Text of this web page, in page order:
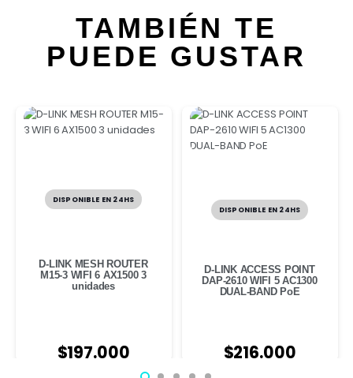
TAMBIÉN TE
PUEDE GUSTAR
DISPONIBLE EN 24HS
D-LINK MESH ROUTER
M15-3 WIFI 6 AX1500 3
unidades
$197.000
DISPONIBLE EN 24HS
D-LINK ACCESS POINT
DAP-2610 WIFI 5 AC1300
DUAL-BAND PoE
$216.000